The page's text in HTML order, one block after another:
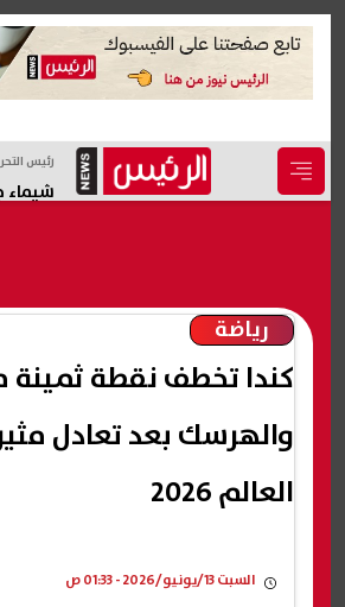
رئيس
شيماء
رياضة
كندا تخطف نقطة ثمينة
والهرسك بعد تعادل
العالم 2026
السبت 13/يونيو/2026 - 01:33 ص